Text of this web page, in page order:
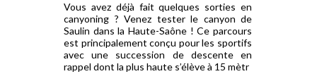
Vous avez déjà fait quelques sorties en
canyoning ? Venez tester le canyon de
Saulin dans la Haute-Saône ! Ce parcours
est principalement conçu pour les sportifs
avec une succession de descente en
rappel dont la plus haute s’élève à 15 mètr